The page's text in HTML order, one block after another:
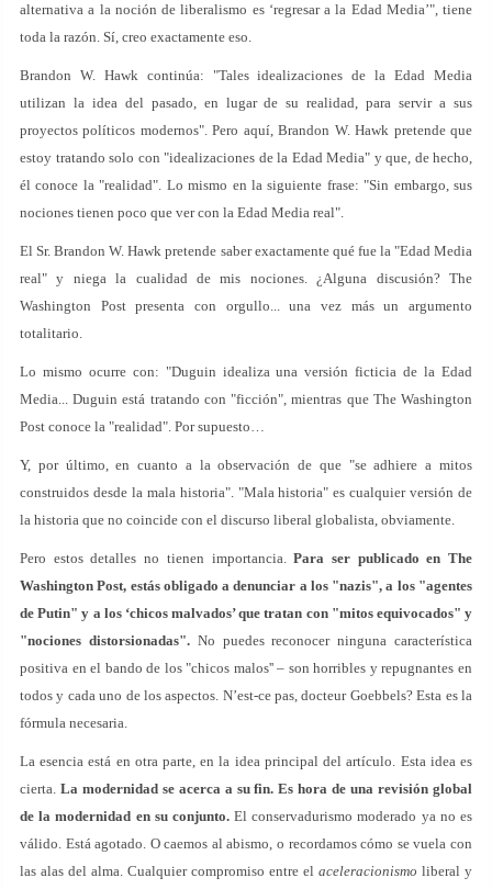
alternativa a la noción de liberalismo es ‘regresar a la Edad Media’", tiene
toda la razón. Sí, creo exactamente eso.
Brandon W. Hawk continúa: "Tales idealizaciones de la Edad Media
utilizan la idea del pasado, en lugar de su realidad, para servir a sus
proyectos políticos modernos". Pero aquí, Brandon W. Hawk pretende que
estoy tratando solo con "idealizaciones de la Edad Media" y que, de hecho,
él conoce la "realidad". Lo mismo en la siguiente frase: "Sin embargo, sus
nociones tienen poco que ver con la Edad Media real".
El Sr. Brandon W. Hawk pretende saber exactamente qué fue la "Edad Media
real" y niega la cualidad de mis nociones. ¿Alguna discusión? The
Washington Post presenta con orgullo... una vez más un argumento
totalitario.
Lo mismo ocurre con: "Duguin idealiza una versión ficticia de la Edad
Media... Duguin está tratando con "ficción", mientras que The Washington
Post conoce la "realidad". Por supuesto…
Y, por último, en cuanto a la observación de que "se adhiere a mitos
construidos desde la mala historia". "Mala historia" es cualquier versión de
la historia que no coincide con el discurso liberal globalista, obviamente.
Pero estos detalles no tienen importancia.Para ser publicado en The
Washington Post, estás obligado a denunciar a los "nazis", a los "agentes
de Putin" y a los ‘chicos malvados’ que tratan con "mitos equivocados" y
"nociones distorsionadas".No puedes reconocer ninguna característica
positiva en el bando de los "chicos malos'' – son horribles y repugnantes en
todos y cada uno de los aspectos. N’est-ce pas, docteur Goebbels? Esta es la
fórmula necesaria.
La esencia está en otra parte, en la idea principal del artículo. Esta idea es
cierta. La modernidad se acerca a su fin. Es hora de una revisión global
de la modernidad en su conjunto.El conservadurismo moderado ya no es
válido. Está agotado. O caemos al abismo, o recordamos cómo se vuela con
las alas del alma. Cualquier compromiso entre el aceleracionismo liberal y